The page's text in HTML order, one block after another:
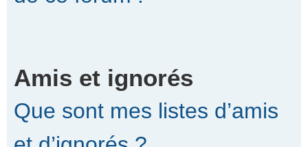
Amis et ignorés
Que sont mes listes d’amis